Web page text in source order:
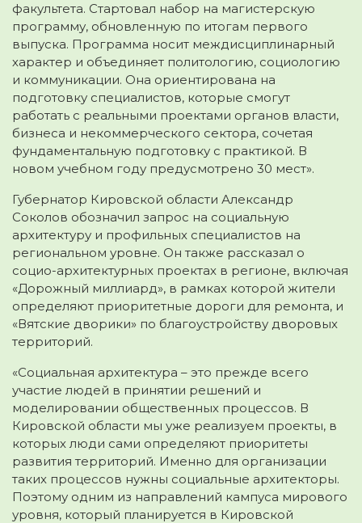
факультета. Стартовал набор на магистерскую
программу, обновленную по итогам первого
выпуска. Программа носит междисциплинарный
характер и объединяет политологию, социологию
и коммуникации. Она ориентирована на
подготовку специалистов, которые смогут
работать с реальными проектами органов власти,
бизнеса и некоммерческого сектора, сочетая
фундаментальную подготовку с практикой. В
новом учебном году предусмотрено 30 мест».
Губернатор Кировской области Александр
Соколов обозначил запрос на социальную
архитектуру и профильных специалистов на
региональном уровне. Он также рассказал о
социо-архитектурных проектах в регионе, включая
«Дорожный миллиард», в рамках которой жители
определяют приоритетные дороги для ремонта, и
«Вятские дворики» по благоустройству дворовых
территорий.
«Социальная архитектура – это прежде всего
участие людей в принятии решений и
моделировании общественных процессов. В
Кировской области мы уже реализуем проекты, в
которых люди сами определяют приоритеты
развития территорий. Именно для организации
таких процессов нужны социальные архитекторы.
Поэтому одним из направлений кампуса мирового
уровня, который планируется в Кировской